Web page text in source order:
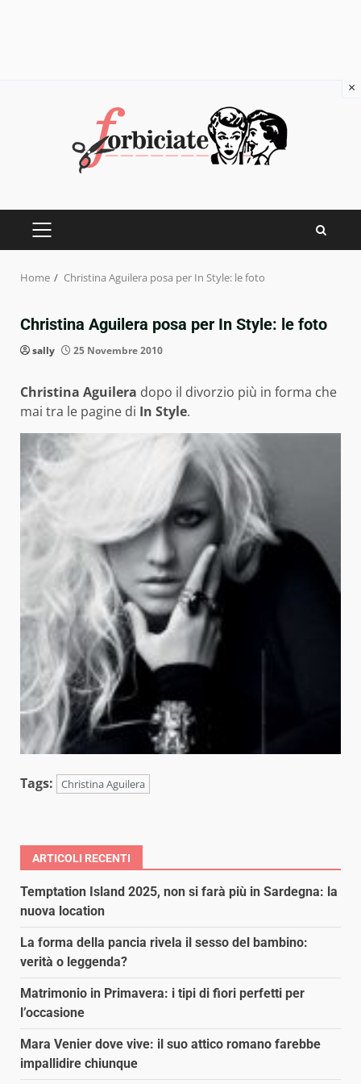
PRIMARY
Home Christina Aguilera posa per In Style: le foto
Christina Aguilera posa per In Style: le foto
sally 25 Novembre 2010
Christina Aguilera dopo il divorzio più in forma che
mai tra le pagine di In Style.
Tags: Christina Aguilera
ARTICOLI RECENTI
Temptation Island 2025, non si farà più in Sardegna: la
nuova location
La forma della pancia rivela il sesso del bambino:
verità o leggenda?
Matrimonio in Primavera: i tipi di fiori perfetti per
l’occasione
Mara Venier dove vive: il suo attico romano farebbe
impallidire chiunque
×